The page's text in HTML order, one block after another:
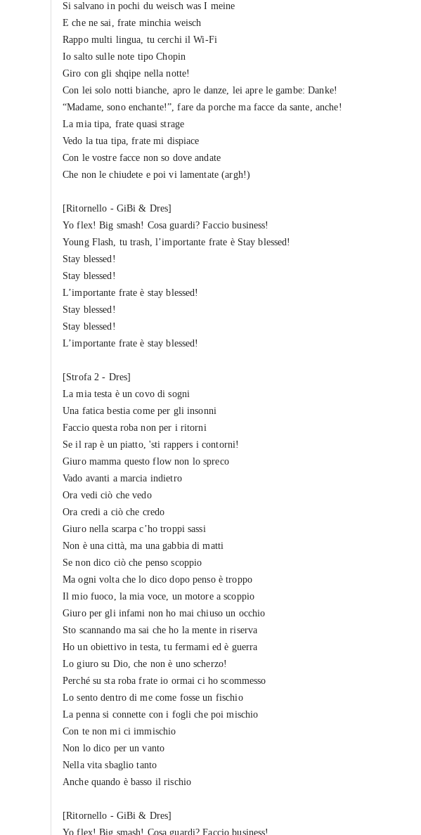
Si salvano in pochi du weisch was I meine
E che ne sai, frate minchia weisch
Rappo multi lingua, tu cerchi il Wi-Fi
Io salto sulle note tipo Chopin
Giro con gli shqipe nella notte!
Con lei solo notti bianche, apro le danze, lei apre le gambe: Danke!
“Madame, sono enchante!”, fare da porche ma facce da sante, anche!
La mia tipa, frate quasi strage
Vedo la tua tipa, frate mi dispiace
Con le vostre facce non so dove andate
Che non le chiudete e poi vi lamentate (argh!)
[Ritornello - GiBi & Dres]
Yo flex! Big smash! Cosa guardi? Faccio business!
Young Flash, tu trash, l’importante frate è Stay blessed!
Stay blessed!
Stay blessed!
L’importante frate è stay blessed!
Stay blessed!
Stay blessed!
L’importante frate è stay blessed!
[Strofa 2 - Dres]
La mia testa è un covo di sogni
Una fatica bestia come per gli insonni
Faccio questa roba non per i ritorni
Se il rap è un piatto, 'sti rappers i contorni!
Giuro mamma questo flow non lo spreco
Vado avanti a marcia indietro
Ora vedi ciò che vedo
Ora credi a ciò che credo
Giuro nella scarpa c’ho troppi sassi
Non è una città, ma una gabbia di matti
Se non dico ciò che penso scoppio
Ma ogni volta che lo dico dopo penso è troppo
Il mio fuoco, la mia voce, un motore a scoppio
Giuro per gli infami non ho mai chiuso un occhio
Sto scannando ma sai che ho la mente in riserva
Ho un obiettivo in testa, tu fermami ed è guerra
Lo giuro su Dio, che non è uno scherzo!
Perché su sta roba frate io ormai ci ho scommesso
Lo sento dentro di me come fosse un fischio
La penna si connette con i fogli che poi mischio
Con te non mi ci immischio
Non lo dico per un vanto
Nella vita sbaglio tanto
Anche quando è basso il rischio
[Ritornello - GiBi & Dres]
Yo flex! Big smash! Cosa guardi? Faccio business!